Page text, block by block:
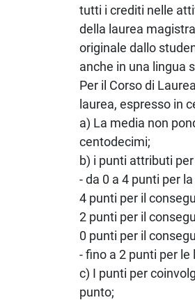
tutti i crediti nelle
della laurea
originale dallo
anche in una lingua
Per il Corso di
laurea, espresso in
a) La media non
centodecimi;
b) i punti attributi
- da 0 a 4 punti per
4 punti per il
2 punti per il
0 punti per il
- fino a 2 punti per
c) I punti per
punto;